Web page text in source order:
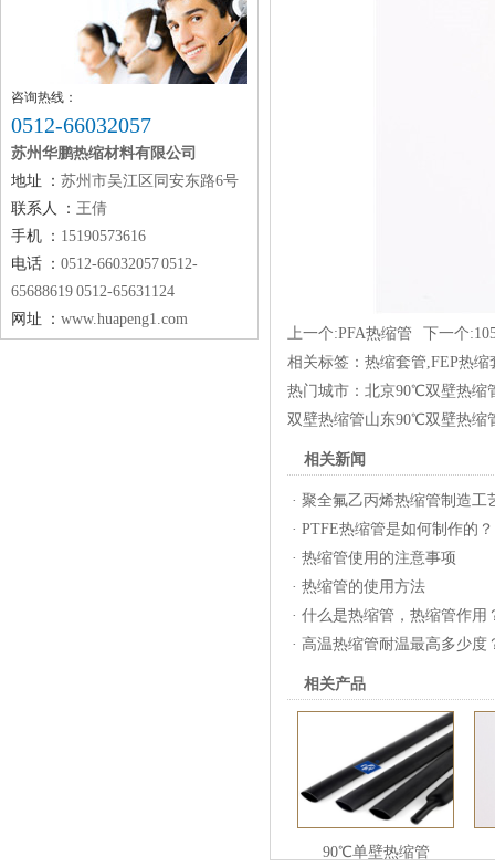
咨询热线：
0512-66032057
苏州华鹏热缩材料有限公司
地址 ： 苏州市吴江区同安东路6号
联系人 ： 王倩
手机 ： 15190573616
电话 ： 0512-66032057 0512-
65688619 0512-65631124
网址 ： www.huapeng1.com
上一个:PFA热缩管 下一个:
相关标签： 热缩套管,FEP热缩
热门城市： 北京90℃双壁热缩
双壁热缩管山东90℃双壁热缩
相关新闻
· 聚全氟乙丙烯热缩管制造工
· PTFE热缩管是如何制作的？
· 热缩管使用的注意事项
· 热缩管的使用方法
· 什么是热缩管，热缩管作用
· 高温热缩管耐温最高多少度
相关产品
90℃单壁热缩管